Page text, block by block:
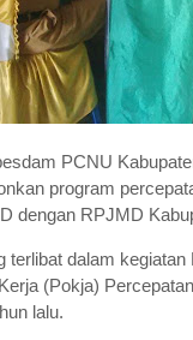
PCNU
program
dengan RPJMD
terlibat dalam
(Pokja)
lalu.